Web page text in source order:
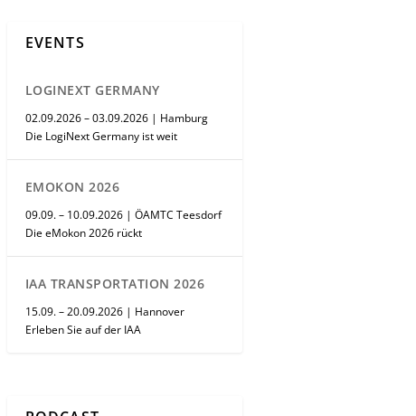
EVENTS
LOGINEXT GERMANY
02.09.2026 – 03.09.2026 | Hamburg
Die LogiNext Germany ist weit
EMOKON 2026
09.09. – 10.09.2026 | ÖAMTC Teesdorf
Die eMokon 2026 rückt
IAA TRANSPORTATION 2026
15.09. – 20.09.2026 | Hannover
Erleben Sie auf der IAA